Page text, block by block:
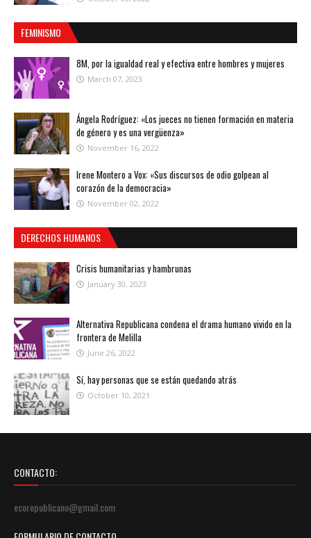
FEMINISMO
8M, por la igualdad real y efectiva entre hombres y mujeres
March 07, 2023
Ángela Rodríguez: «Los jueces no tienen formación en materia
de género y es una vergüenza»
November 16, 2022
Irene Montero a Vox: «Sus discursos de odio golpean al
corazón de la democracia»
November 02, 2022
DERECHOS HUMANOS
Crisis humanitarias y hambrunas
January 30, 2023
Alternativa Republicana condena el drama humano vivido en la
frontera de Melilla
June 26, 2022
Sí, hay personas que se están quedando atrás
October 10, 2021
CONTACTO:
ecorepublicano@gmail.com